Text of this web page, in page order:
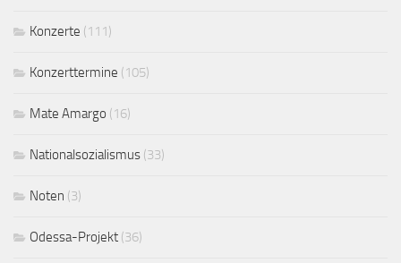
Konzerte (111)
Konzerttermine (105)
Mate Amargo (16)
Nationalsozialismus (33)
Noten (3)
Odessa-Projekt (36)